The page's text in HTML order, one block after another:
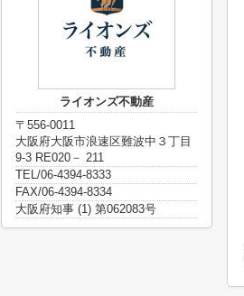
ライオンズ不動産
〒556-0011
大阪府大阪市浪速区難波中３丁目
9-3 RE020－ 211
TEL/06-4394-8333
FAX/06-4394-8334
大阪府知事 (1) 第062083号